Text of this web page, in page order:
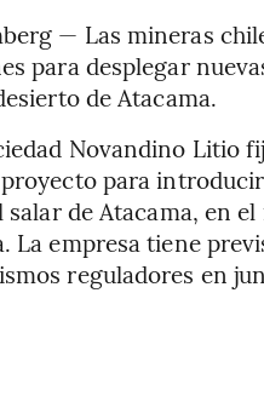
— Las mineras
para desplegar
de Atacama.
Novandino Litio
para
salar de Atacama, en
La empresa tiene
reguladores en